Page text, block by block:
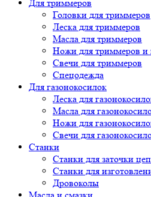
Для триммеров
Головки для триммеров
Леска для триммеров
Масла для триммеров
Ножи для триммеров и
Свечи для триммеров
Спецодежда
Для газонокосилок
Леска для
Масла для
Ножи для
Свечи для
Станки
Cтанки для заточки
Станки для
Дровоколы